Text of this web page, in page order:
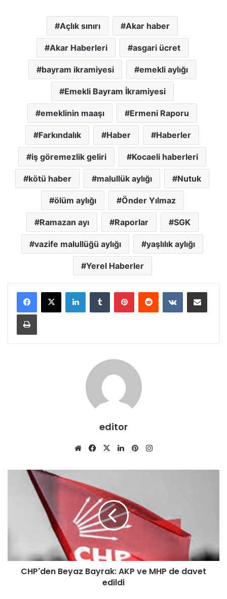
Açlık sınırı Akar haber
Akar Haberleri asgari ücret
bayram ikramiyesi emekli aylığı
Emekli Bayram İkramiyesi
emeklinin maaşı Ermeni Raporu
Farkındalık Haber Haberler
iş göremezlik geliri Kocaeli haberleri
kötü haber malullük aylığı Nutuk
ölüm aylığı Önder Yılmaz
Ramazan ayı Raporlar SGK
vazife malullüğü aylığı yaşlılık aylığı
Yerel Haberler
editor
We
sit
esi
Fa
bo
X
Lin
dIn
Pin
est ra
CHP'den Beyaz Bayrak: AKP ve MHP de davet
edildi